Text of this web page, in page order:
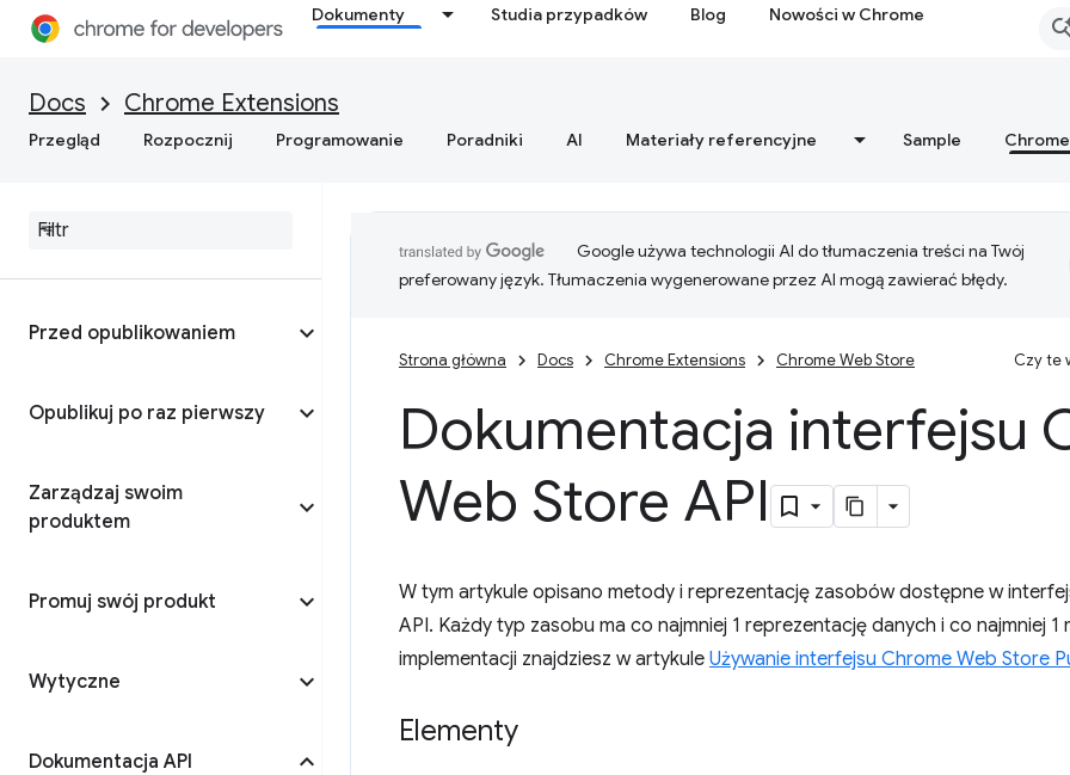
Dokumenty Studia przypadków Blog Nowości w Chrome
Docs Chrome Extensions
Przegląd Rozpocznij Programowanie Poradniki AI Materiały referencyjne Sample
Przed opublikowaniem
Opublikuj po raz pierwszy
Zarządzaj swoim
produktem
Promuj swój produkt
Wytyczne
Dokumentacja API
Google używa technologii AI do tłumaczenia treści na Twój
preferowany język. Tłumaczenia wygenerowane przez AI mogą zawierać błędy.
Strona główna Docs Chrome Extensions Chrome Web Store Czy te
Dokumentacja interfejsu
Web Store API
W tym artykule opisano metody i reprezentację zasobów dostępne w
API. Każdy typ zasobu ma co najmniej 1 reprezentację danych i co najmniej 1
implementacji znajdziesz w artykule Używanie interfejsu Chrome Web Store
Elementy